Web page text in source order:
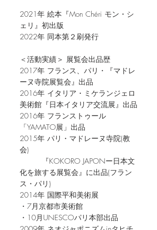
2021年 絵本『Mon Chéri モン・シ
ェリ』初出版
2022年 同本第２刷発行
＜活動実績＞ 展覧会出品歴
2017年 フランス、パリ・『マドレ
ーヌ寺院展覧会』出品
2016年 イタリア・ミケランジェロ
美術館『日本イタリア交流展』出品
2016年 フランストゥール
「YAMATO展」出品
2015年 パリ・マドレーヌ寺院(教
会)
『KOKORO JAPONー日本文
化を旅する展覧会』に出品(フラン
ス・パリ)
2014年 国際平和美術展
・7月京都市美術館
・10月UNESCOパリ本部出品